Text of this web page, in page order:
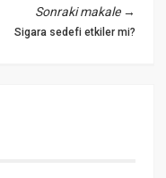
Sonraki makale→
Sigara sedefi etkiler mi?